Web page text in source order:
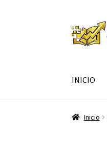
Ir
a
Ir
al
INICIO
Inicio